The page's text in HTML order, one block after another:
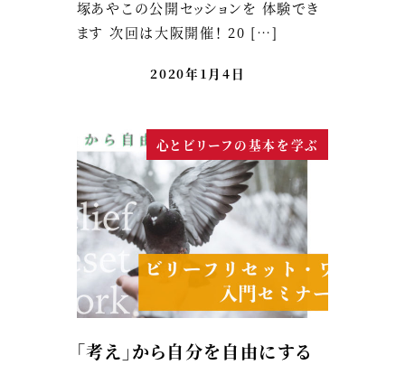
塚あやこの公開セッションを 体験でき
ます 次回は大阪開催！ 20 […]
2020年1月4日
心とビリーフの基本を学ぶ
「考え」から自分を自由にする